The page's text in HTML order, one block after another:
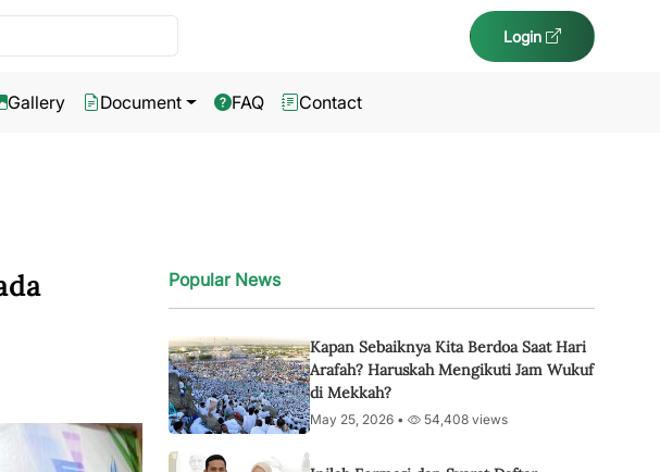
Login
Gallery Document FAQ Contact
Popular News
Kapan Sebaiknya Kita Berdoa Saat Hari
Arafah? Haruskah Mengikuti Jam Wukuf
di Mekkah?
May 25, 2026 • 54,408 views